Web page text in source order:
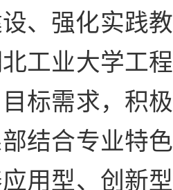
、强化实践教
工业大学工程
标需求，积极
结合专业特色
用型、创新型